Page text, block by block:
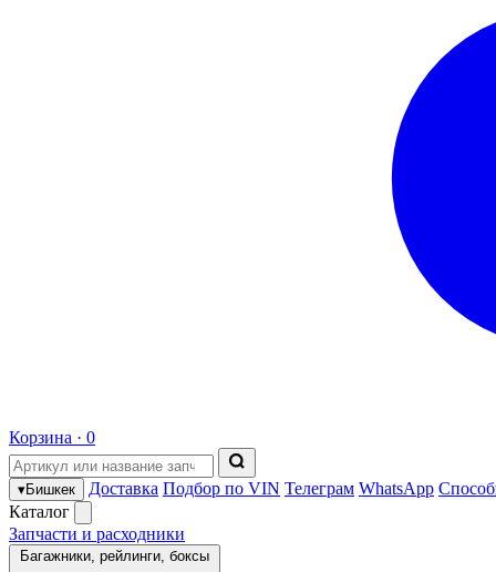
Корзина · 0
▾Бишкек Доставка Подбор по VIN Телеграм WhatsApp
Каталог
Запчасти и расходники
Багажники, рейлинги, боксы